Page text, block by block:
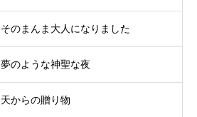
そのまんま大人になりました
夢のような神聖な夜
天からの贈り物